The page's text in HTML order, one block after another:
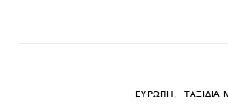
ΕΥΡΩΠΗ ΤΑΞΙΔΙΑ